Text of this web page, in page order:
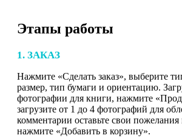
Этапы работы
1. ЗАКАЗ
Нажмите «Сделать заказ», выберите
размер, тип бумаги и ориентацию.
фотографии для книги, нажмите
загрузите от 1 до 4 фотографий для
комментарии оставьте свои
нажмите «Добавить в корзину».